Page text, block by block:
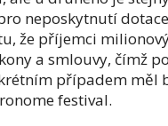
neposkytnutí
že příjemci
a smlouvy, čímž
případem měl
festival.